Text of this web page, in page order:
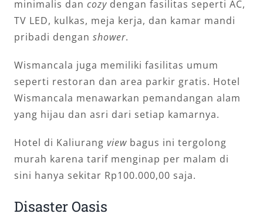
minimalis dan cozydengan fasilitas seperti AC,
TV LED, kulkas, meja kerja, dan kamar mandi
pribadi dengan shower.
Wismancala juga memiliki fasilitas umum
seperti restoran dan area parkir gratis. Hotel
Wismancala menawarkan pemandangan alam
yang hijau dan asri dari setiap kamarnya.
Hotel di Kaliurang viewbagus ini tergolong
murah karena tarif menginap per malam di
sini hanya sekitar Rp100.000,00 saja.
Disaster Oasis